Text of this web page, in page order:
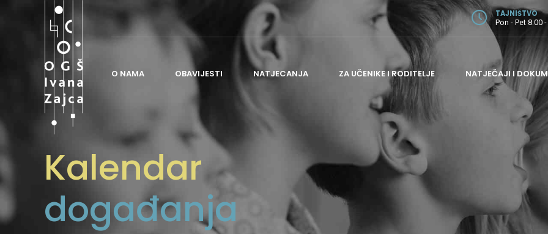
TAJNIŠTVO
Pon - Pet 8:00
O NAMA
NASTAVA
ORGANIZACIJA ŠKOLE
ČESTO POSTAVLJANA PITANJA
ODJEL ZA HARMONIKU I PUHAČE
ODJEL ZA KLAVIR
OBAVIJESTI NATJECANJA ZA UČENIKE I RODITELJE NATJEČAJI I
Kalendar
događanja